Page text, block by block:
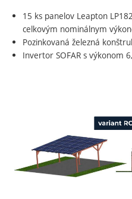
15 ks panelov Leapton
celkovým nominálnym
Pozinkovaná železná
Invertor SOFAR s výkonom